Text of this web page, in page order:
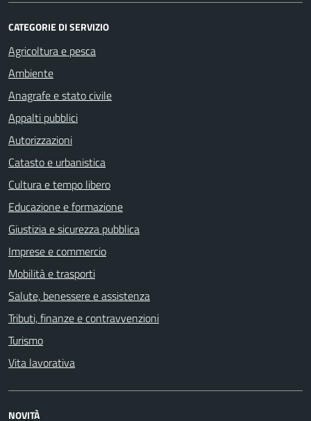
CATEGORIE DI SERVIZIO
Agricoltura e pesca
Ambiente
Anagrafe e stato civile
Appalti pubblici
Autorizzazioni
Catasto e urbanistica
Cultura e tempo libero
Educazione e formazione
Giustizia e sicurezza pubblica
Imprese e commercio
Mobilità e trasporti
Salute, benessere e assistenza
Tributi, finanze e contravvenzioni
Turismo
Vita lavorativa
NOVITÀ